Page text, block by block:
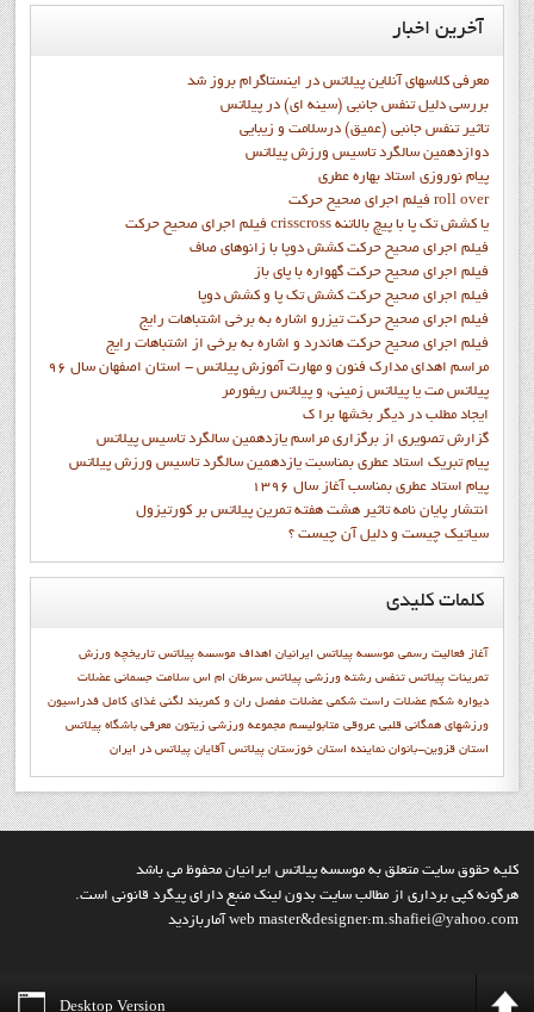
آخرین اخبار
معرفی کلاسهای آنلاین پیلاتس در اینستاگرام بروز شد
بررسی دلیل تنفس جانبی (سینه ای) در پیلاتس
تاثیر تنفس جانبی (عمیق) درسلامت و زیبایی
دوازدهمين سالگرد تاسيس ورزش پيلاتس
پيام نوروزي استاد بهاره عطري
فيلم اجراي صحيح حرکت roll over
فيلم اجراي صحيح حركت crisscross يا كشش تك پا با پيچ بالاتنه
فيلم اجراي صحيح حرکت كشش دوپا با زانوهاي صاف
فيلم اجراي صحيح حرکت گهواره با پاي باز
فيلم اجراي صحيح حرکت کشش تک پا و کشش دوپا
فيلم اجراي صحيح حرکت تيزرو اشاره به برخي اشتباهات رايج
فيلم اجراي صحيح حرکت هاندرد و اشاره به برخي از اشتباهات رايج
مراسم اهدای مدارک فنون و مهارت آموزش پیلاتس - استان اصفهان سال 96
پیلاتس مت یا پیلاتس زمینی، و پیلاتس ریفورمر
ايجاد مطلب در ديگر بخشها برا ک
گزارش تصويري از برگزاري مراسم يازدهمين سالگرد تاسيس پيلاتس
پيام تبريک استاد عطري بمناسبت يازدهمين سالگرد تاسيس ورزش پيلاتس
پيام استاد عطري بمناسب آغاز سال 1396
انتشار پايان نامه تاثیر هشت هفته تمرین پیلاتس بر کورتیزول
سیاتیک چیست و دلیل آن چیست ؟
کلماتکلیدی
آغاز فعاليت رسمي موسسه پيلاتس ايرانيان اهداف موسسه پيلاتس تاريخچه ورزش
تمرینات پیلاتس تنفس رشته ورزشي پيلاتس سرطان ام اس سلامت جسمانی عضلات
دیواره شکم عضلات راست شکمی عضلات مفصل ران و کمربند لگنی غذای کامل فدراسيون
ورزشهاي همگاني قلبی عروقی متابوليسم مجموعه ورزشی زیتون معرفي باشگاه پيلاتس
استان قزوين-بانوان نماينده استان خوزستان پیلاتس آقایان پیلاتس در ایران
کليه حقوق سايت متعلق به موسسه پيلاتس ايرانيان محفوظ مي باشد
هرگونه کپي برداري از مطالب سايت بدون لينک منبع داراي پيگرد قانوني است.
web master&designer:m.shafiei@yahoo.com آماربازديد
Desktop Version